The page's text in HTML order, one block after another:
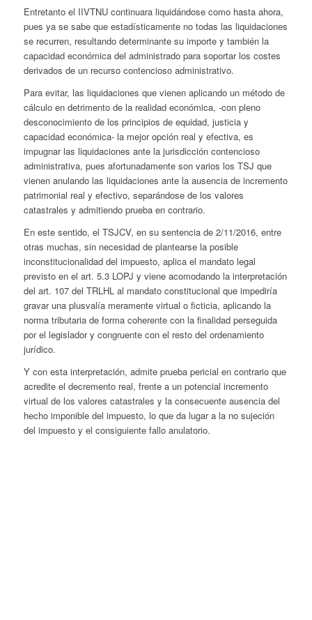
Entretanto el IIVTNU continuara liquidándose como hasta ahora,
pues ya se sabe que estadísticamente no todas las liquidaciones
se recurren, resultando determinante su importe y también la
capacidad económica del administrado para soportar los costes
derivados de un recurso contencioso administrativo.
Para evitar, las liquidaciones que vienen aplicando un método de
cálculo en detrimento de la realidad económica, -con pleno
desconocimiento de los principios de equidad, justicia y
capacidad económica- la mejor opción real y efectiva, es
impugnar las liquidaciones ante la jurisdicción contencioso
administrativa, pues afortunadamente son varios los TSJ que
vienen anulando las liquidaciones ante la ausencia de incremento
patrimonial real y efectivo, separándose de los valores
catastrales y admitiendo prueba en contrario.
En este sentido, el TSJCV, en su sentencia de 2/11/2016, entre
otras muchas, sin necesidad de plantearse la posible
inconstitucionalidad del impuesto, aplica el mandato legal
previsto en el art. 5.3 LOPJ y viene acomodando la interpretación
del art. 107 del TRLHL al mandato constitucional que impediría
gravar una plusvalía meramente virtual o ficticia, aplicando la
norma tributaria de forma coherente con la finalidad perseguida
por el legislador y congruente con el resto del ordenamiento
jurídico.
Y con esta interpretación, admite prueba pericial en contrario que
acredite el decremento real, frente a un potencial incremento
virtual de los valores catastrales y la consecuente ausencia del
hecho imponible del impuesto, lo que da lugar a la no sujeción
del impuesto y el consiguiente fallo anulatorio.